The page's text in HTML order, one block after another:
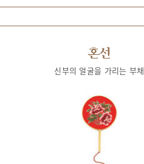
혼선
신부의 얼굴을 가리는 부채